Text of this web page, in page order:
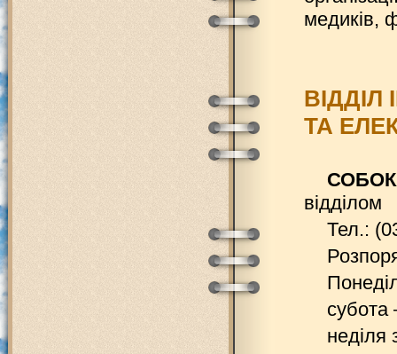
медиків,
ТА
відділом
Тел.:
субота
неділя